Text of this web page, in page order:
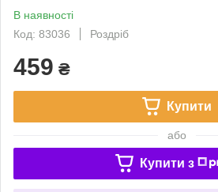
В наявності
Код: 83036
Роздріб
459 ₴
Купити
або
Купити з